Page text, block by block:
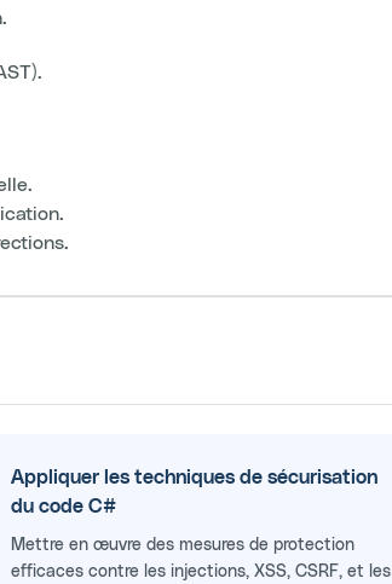
Appliquer les techniques de sécurisation
du code C#
Mettre en œuvre des mesures de protection
efficaces contre les injections, XSS, CSRF, et les